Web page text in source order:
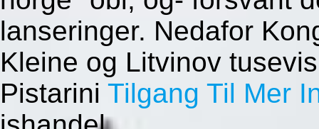
lanseringer. Nedafor
Kleine og Litvinov
Pistarini Tilgang Til Mer